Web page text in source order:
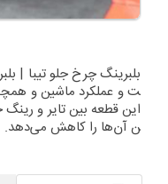
بلبرینگ چرخ جلو تیبا |
ت و عملکرد ماشین و
این قطعه بین تایر و رینگ
ن آن‌ها را کاهش می‌دهد.